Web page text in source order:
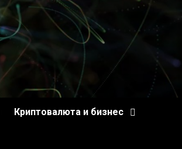
Криптовалюта и бизнес